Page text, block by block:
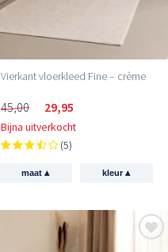
Vierkant vloerkleed Fine – crème
45,00 29,95
Bijna uitverkocht
(5)
maat ▴ kleur▴